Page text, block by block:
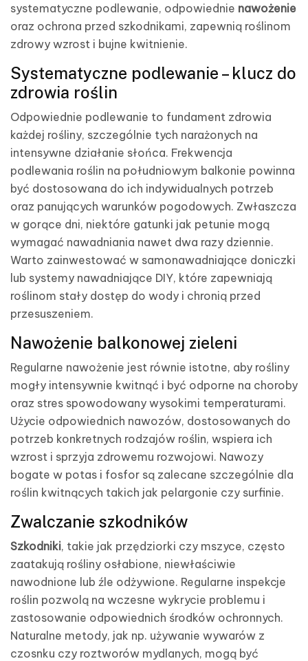
systematyczne podlewanie, odpowiednie nawożenie
oraz ochrona przed szkodnikami, zapewnią roślinom
zdrowy wzrost i bujne kwitnienie.
Systematyczne podlewanie – klucz do
zdrowia roślin
Odpowiednie podlewanie to fundament zdrowia
każdej rośliny, szczególnie tych narażonych na
intensywne działanie słońca. Frekwencja
podlewania roślin na południowym balkonie powinna
być dostosowana do ich indywidualnych potrzeb
oraz panujących warunków pogodowych. Zwłaszcza
w gorące dni, niektóre gatunki jak petunie mogą
wymagać nawadniania nawet dwa razy dziennie.
Warto zainwestować w samonawadniające doniczki
lub systemy nawadniające DIY, które zapewniają
roślinom stały dostęp do wody i chronią przed
przesuszeniem.
Nawożenie balkonowej zieleni
Regularne nawożenie jest równie istotne, aby rośliny
mogły intensywnie kwitnąć i być odporne na choroby
oraz stres spowodowany wysokimi temperaturami.
Użycie odpowiednich nawozów, dostosowanych do
potrzeb konkretnych rodzajów roślin, wspiera ich
wzrost i sprzyja zdrowemu rozwojowi. Nawozy
bogate w potas i fosfor są zalecane szczególnie dla
roślin kwitnących takich jak pelargonie czy surfinie.
Zwalczanie szkodników
Szkodniki, takie jak przędziorki czy mszyce, często
zaatakują rośliny osłabione, niewłaściwie
nawodnione lub źle odżywione. Regularne inspekcje
roślin pozwolą na wczesne wykrycie problemu i
zastosowanie odpowiednich środków ochronnych.
Naturalne metody, jak np. używanie wywarów z
czosnku czy roztworów mydlanych, mogą być